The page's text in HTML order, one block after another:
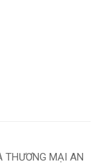
THƯƠNG MẠI AN